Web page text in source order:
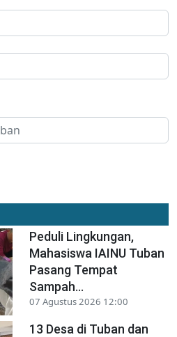
Peduli Lingkungan,
Mahasiswa IAINU Tuban
Pasang Tempat
Sampah...
07 Agustus 2026 12:00
13 Desa di Tuban dan